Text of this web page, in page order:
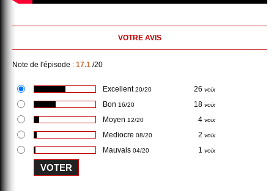
VOTRE AVIS
Note de l'épisode : 17.1 /20
Excellent20/20 26 voix
Bon 16/20 18 voix
Moyen 12/20 4 voix
Mediocre 08/20 2 voix
Mauvais 04/20 1 voix